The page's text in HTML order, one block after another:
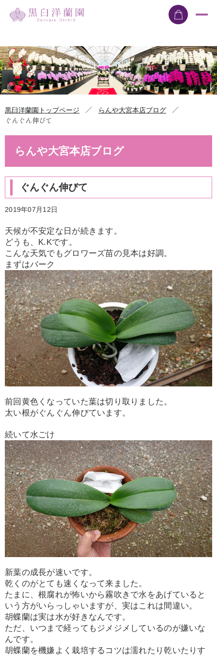
黒臼洋蘭園トップページ ／ らんや大宮本店ブログ
／
ぐんぐん伸びて
らんや大宮本店ブログ
ぐんぐん伸びて
2019年07月12日
天候が不安定な日が続きます。
どうも、K.Kです。
こんな天気でもグロワーズ苗の見本は好調。
まずはバーク
前回黄色くなっていた葉は切り取りました。
太い根がぐんぐん伸びています。
続いて水ごけ
新葉の成長が速いです。
乾くのがとても速くなって来ました。
たまに、根腐れが怖いから霧吹きで水をあげていると
いう方がいらっしゃいますが、実はこれは間違い。
胡蝶蘭は実は水が好きなんです。
ただ、いつまで経ってもジメジメしているのが嫌いな
んです。
胡蝶蘭を機嫌よく栽培するコツは濡れたり乾いたりす